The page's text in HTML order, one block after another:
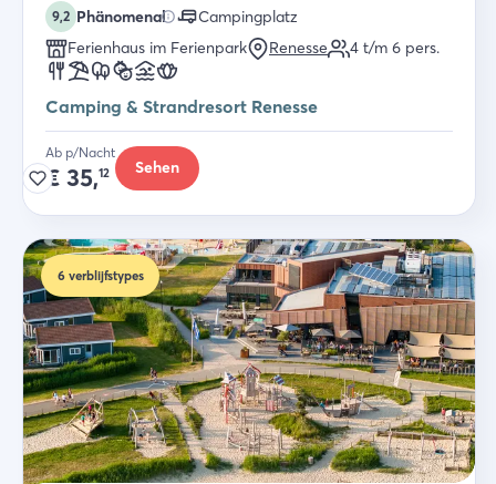
9,2 Phänomenal
Campingplatz
Ferienhaus im Ferienpark
Renesse 4 t/m 6 pers.
Camping & Strandresort Renesse
Ab p/Nacht
€ 35,12 Sehen
6 verblijfstypes